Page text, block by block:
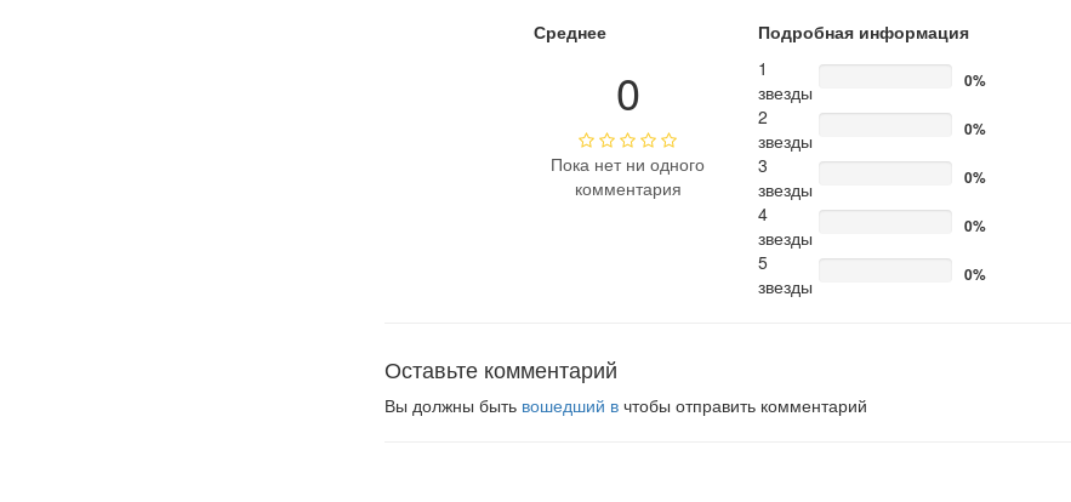
Среднее
0
Пока нет ни одного
комментария
Подробная информация
1
звезды
0%
2
звезды
0%
3
звезды
0%
4
звезды
0%
5
звезды
0%
Оставьте комментарий
Вы должны быть вошедший в чтобы отправить комментарий